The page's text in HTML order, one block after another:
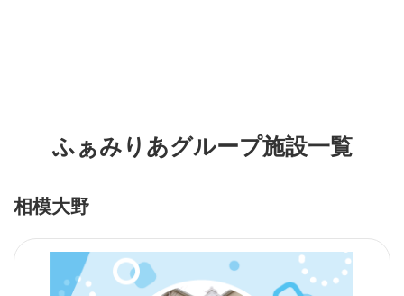
ふぁみりあグループ施設一覧
相模大野